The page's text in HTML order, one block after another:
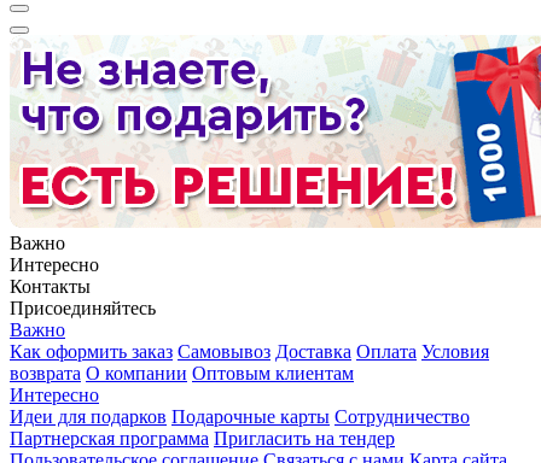
Важно
Интересно
Контакты
Присоединяйтесь
Важно
Как оформить заказ Самовывоз Доставка Оплата Условия
возврата О компании Оптовым клиентам
Интересно
Идеи для подарков Подарочные карты Сотрудничество
Партнерская программа Пригласить на тендер